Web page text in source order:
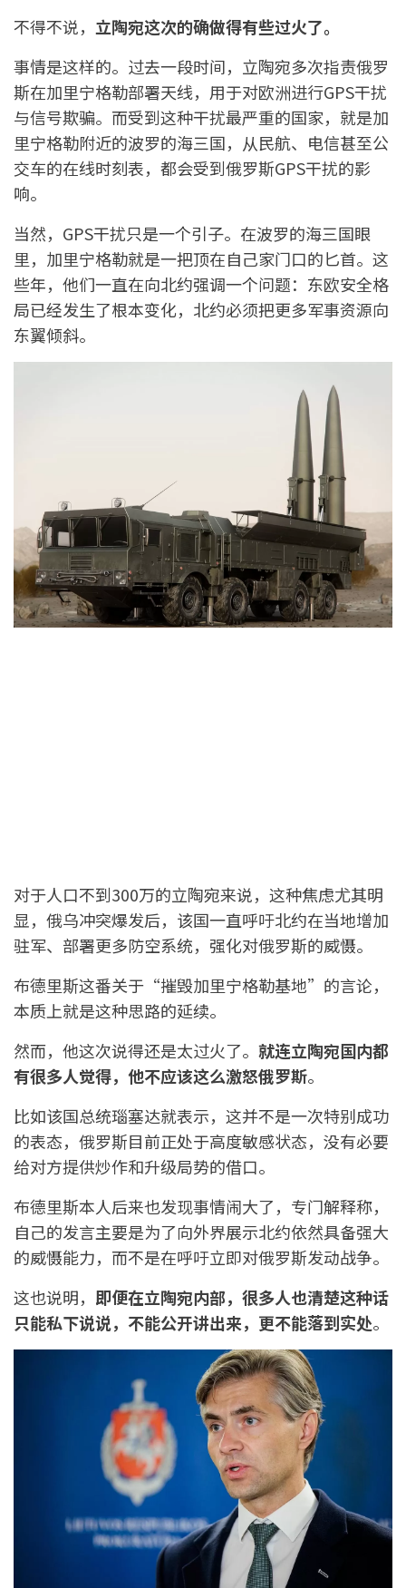
不得不说， 立陶宛这次的确做得有些过火了。
事情是这样的。过去一段时间，立陶宛多次指责俄罗
斯在加里宁格勒部署天线，用于对欧洲进行GPS干扰
与信号欺骗。而受到这种干扰最严重的国家，就是加
里宁格勒附近的波罗的海三国，从民航、电信甚至公
交车的在线时刻表，都会受到俄罗斯GPS干扰的影
响。
当然，GPS干扰只是一个引子。在波罗的海三国眼
里，加里宁格勒就是一把顶在自己家门口的匕首。这
些年，他们一直在向北约强调一个问题：东欧安全格
局已经发生了根本变化，北约必须把更多军事资源向
东翼倾斜。
对于人口不到300万的立陶宛来说，这种焦虑尤其明
显，俄乌冲突爆发后，该国一直呼吁北约在当地增加
驻军、部署更多防空系统，强化对俄罗斯的威慑。
布德里斯这番关于“摧毁加里宁格勒基地”的言论，
本质上就是这种思路的延续。
然而，他这次说得还是太过火了。 就连立陶宛国内都
有很多人觉得，他不应该这么激怒俄罗斯。
比如该国总统瑙塞达就表示，这并不是一次特别成功
的表态，俄罗斯目前正处于高度敏感状态，没有必要
给对方提供炒作和升级局势的借口。
布德里斯本人后来也发现事情闹大了，专门解释称，
自己的发言主要是为了向外界展示北约依然具备强大
的威慑能力，而不是在呼吁立即对俄罗斯发动战争。
这也说明， 即便在立陶宛内部，很多人也清楚这种话
只能私下说说，不能公开讲出来，更不能落到实处。